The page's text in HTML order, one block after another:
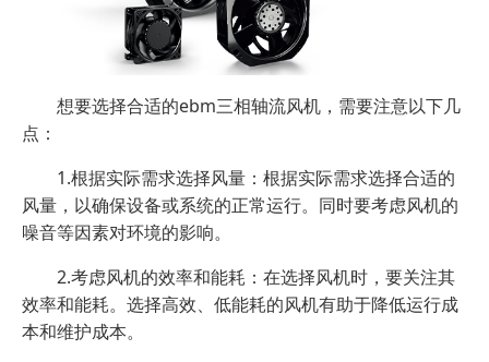
想要选择合适的ebm三相轴流风机，需要注意以下几
点：
1.根据实际需求选择风量：根据实际需求选择合适的
风量，以确保设备或系统的正常运行。同时要考虑风机的
噪音等因素对环境的影响。
2.考虑风机的效率和能耗：在选择风机时，要关注其
效率和能耗。选择高效、低能耗的风机有助于降低运行成
本和维护成本。